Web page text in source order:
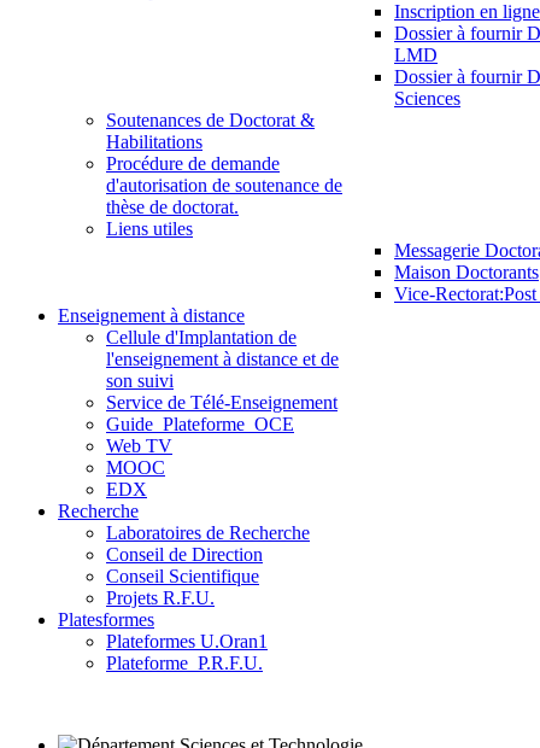
Inscription en ligne
Dossier à fournir
LMD
Dossier à fournir
Sciences
Soutenances de Doctorat &
Habilitations
Procédure de demande
d'autorisation de soutenance de
thèse de doctorat.
Liens utiles
Messagerie
Maison Doctorants
Vice-
Enseignement à distance
Cellule d'Implantation de
l'enseignement à distance et de
son suivi
Service de Télé-Enseignement
Guide_Plateforme_OCE
Web TV
MOOC
EDX
Recherche
Laboratoires de Recherche
Conseil de Direction
Conseil Scientifique
Projets R.F.U.
Platesformes
Plateformes U.Oran1
Plateforme_P.R.F.U.